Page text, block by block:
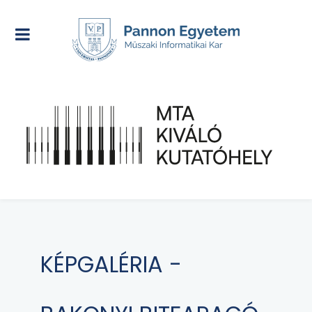
KÉPGALÉRIA -